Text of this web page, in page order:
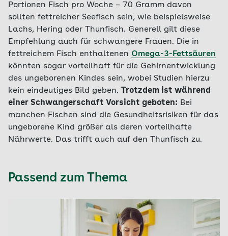
Portionen Fisch pro Woche – 70 Gramm davon
sollten fettreicher Seefisch sein, wie beispielsweise
Lachs, Hering oder Thunfisch. Generell gilt diese
Empfehlung auch für schwangere Frauen. Die in
fettreichem Fisch enthaltenen Omega-3-Fettsäuren
könnten sogar vorteilhaft für die Gehirnentwicklung
des ungeborenen Kindes sein, wobei Studien hierzu
kein eindeutiges Bild geben.
Trotzdem ist während
einer Schwangerschaft Vorsicht geboten: Bei
manchen Fischen sind die Gesundheitsrisiken für das
ungeborene Kind größer als deren vorteilhafte
Nährwerte. Das trifft auch auf den Thunfisch zu.
Passend zum Thema